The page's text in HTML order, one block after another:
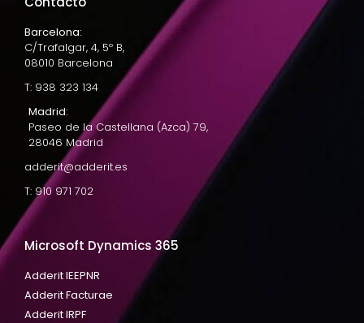
Barcelona:
C/Trafalgar, 4, 5º B,
08010 Barcelona
T: 938 323 134
Madrid:
Paseo de la Castellana (Azca) 79,
28046 Madrid
adderit@adderit.es
T: 910 971 702
Microsoft Dynamics 365
Adderit IEEPNR
Adderit Facturae
Adderit IRPF